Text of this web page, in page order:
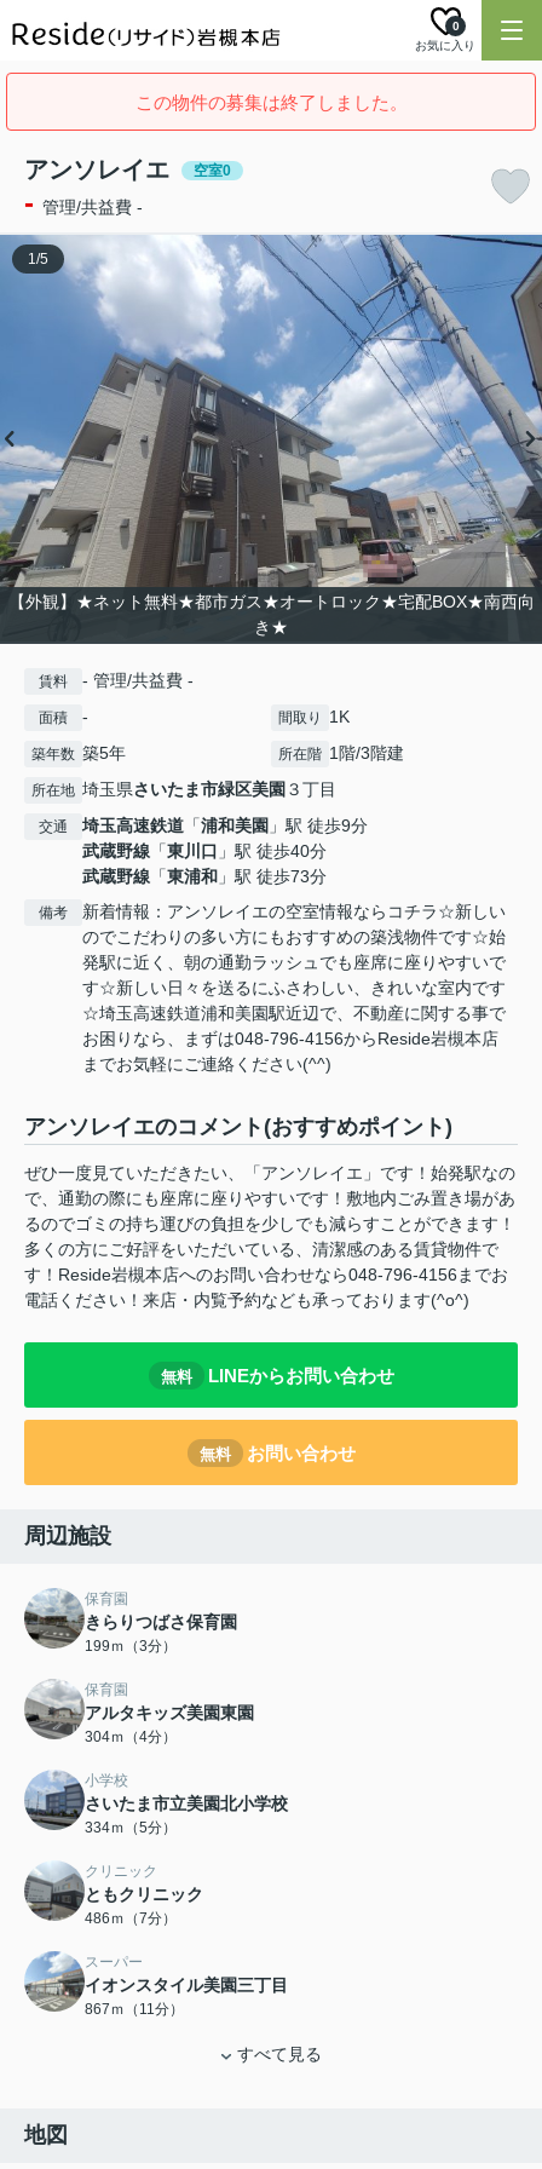
お気に入り
0
この物件の募集は終了しました。
アンソレイエ 空室0
- 管理/共益費 -
【外観】★ネット無料★都市ガス★オートロック★宅配BOX★南西向
き★
1/5
賃料 - 管理/共益費 -
面積 - 間取り 1K
築年数 築5年 所在階 1階/3階建
所在地 埼玉県さいたま市緑区美園 ３丁目
交通 埼玉高速鉄道 「浦和美園 」駅 徒歩9分
武蔵野線 「東川口 」駅 徒歩40分
武蔵野線 「東浦和 」駅 徒歩73分
備考
新着情報：アンソレイエの空室情報ならコチラ☆新しい
のでこだわりの多い方にもおすすめの築浅物件です☆始
発駅に近く、朝の通勤ラッシュでも座席に座りやすいで
す☆新しい日々を送るにふさわしい、きれいな室内です
☆埼玉高速鉄道浦和美園駅近辺で、不動産に関する事で
お困りなら、まずは048-796-4156からReside岩槻本店
までお気軽にご連絡ください(^^)
アンソレイエのコメント(おすすめポイント)
ぜひ一度見ていただきたい、「アンソレイエ」です！始発駅なの
で、通勤の際にも座席に座りやすいです！敷地内ごみ置き場があ
るのでゴミの持ち運びの負担を少しでも減らすことができます！
多くの方にご好評をいただいている、清潔感のある賃貸物件で
す！Reside岩槻本店へのお問い合わせなら048-796-4156までお
電話ください！来店・内覧予約なども承っております(^o^)
無料 LINEからお問い合わせ
無料 お問い合わせ
周辺施設
保育園
きらりつばさ保育園
199ｍ（3分）
保育園
アルタキッズ美園東園
304ｍ（4分）
小学校
さいたま市立美園北小学校
334ｍ（5分）
クリニック
ともクリニック
486ｍ（7分）
スーパー
イオンスタイル美園三丁目
867ｍ（11分）
すべて見る
地図